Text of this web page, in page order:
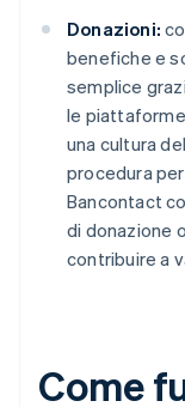
Donazioni:
benefiche e
semplice
le
una cultura
procedura
Bancontact
di donazione
contribuire a
Come